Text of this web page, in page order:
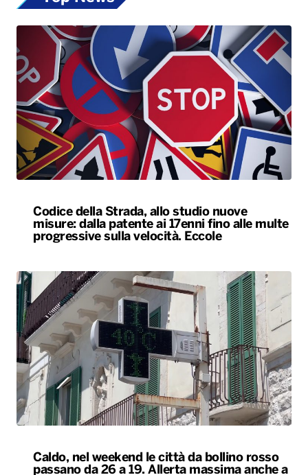
Codice della Strada, allo studio nuove
misure: dalla patente ai 17enni fino alle multe
progressive sulla velocità. Eccole
Caldo, nel weekend le città da bollino rosso
passano da 26 a 19. Allerta massima anche a